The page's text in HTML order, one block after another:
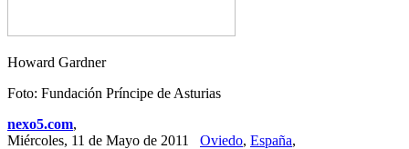
Howard Gardner
Foto: Fundación Príncipe de Asturias
nexo5.com,
Miércoles, 11 de Mayo de 2011 Oviedo, España,